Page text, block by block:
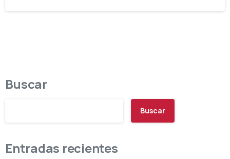
Buscar
Buscar
Entradas recientes